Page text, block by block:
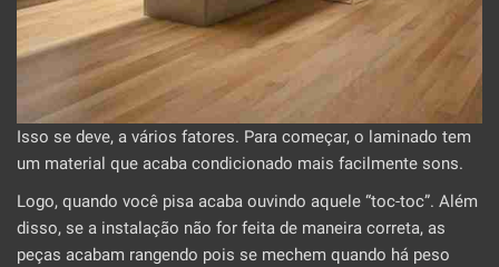
Isso se deve, a vários fatores. Para começar, o laminado tem
um material que acaba condicionado mais facilmente sons.
Logo, quando você pisa acaba ouvindo aquele “toc-toc”. Além
disso, se a instalação não for feita de maneira correta, as
peças acabam rangendo pois se mechem quando há peso